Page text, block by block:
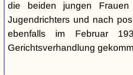
die beiden jungen
Jugendrichters und nach
ebenfalls im Februar
Gerichtsverhandlung